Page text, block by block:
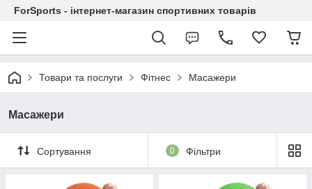
ForSports - інтернет-магазин спортивних товарів
Товари та послуги Фітнес Масажери
Масажери
Сортування 0 Фільтри